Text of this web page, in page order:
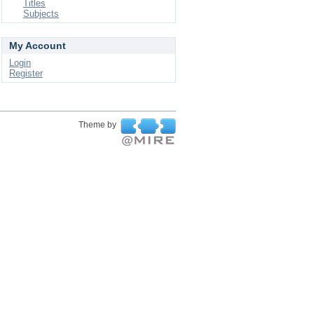
Titles
Subjects
My Account
Login
Register
Theme by